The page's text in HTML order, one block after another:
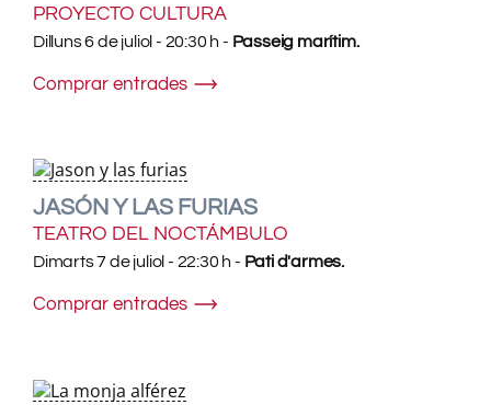
PROYECTO CULTURA
Dilluns 6 de juliol - 20:30 h - Passeig marítim.
Comprar entrades
JASÓN Y LAS FURIAS
TEATRO DEL NOCTÁMBULO
Dimarts 7 de juliol - 22:30 h - Pati d'armes.
Comprar entrades